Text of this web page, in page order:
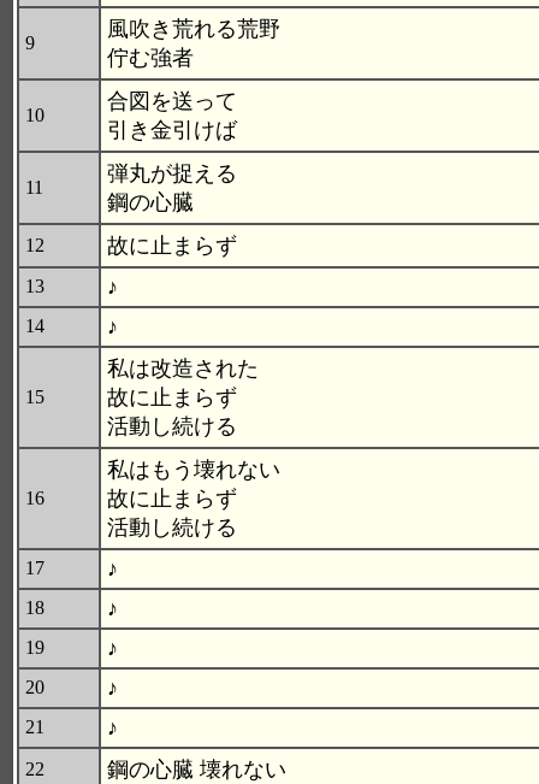
9
風吹き荒れる荒野
佇む強者
10
合図を送って
引き金引けば
11
弾丸が捉える
鋼の心臓
12 故に止まらず
13 ♪
14 ♪
15
私は改造された
故に止まらず
活動し続ける
16
私はもう壊れない
故に止まらず
活動し続ける
17 ♪
18 ♪
19 ♪
20 ♪
21 ♪
22 鋼の心臓 壊れない